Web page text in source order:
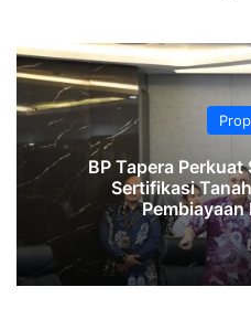
BP Tapera
Sertifikasi
Pembiayaan